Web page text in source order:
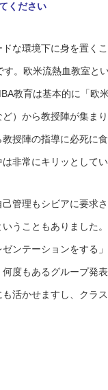
ください
な環境下に身を置く
。欧米流熱血教室と
教育は基本的に「欧
）から教授陣が集ま
授陣の指導に必死に
非常にキリッとして
管理もシビアに要求
うこともありました
ンテーションをする
度もあるグループ発
活かせますし、クラ